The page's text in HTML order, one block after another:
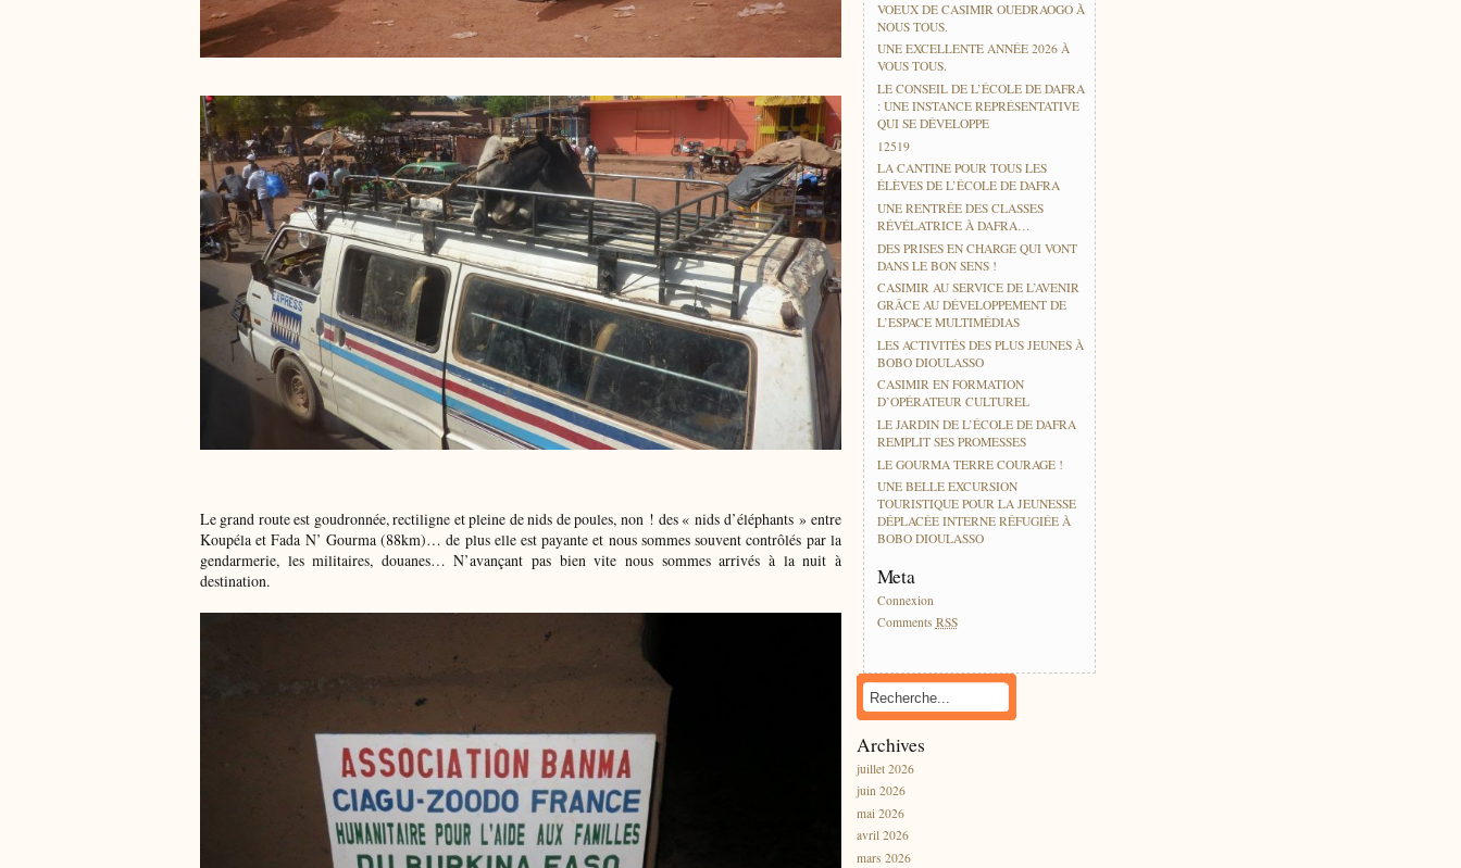
Le grand route est goudronnée, rectiligne et pleine de nids de poules, non ! des « nids d’éléphants » entre
Koupéla et Fada N’ Gourma (88km)… de plus elle est payante et nous sommes souvent contrôlés par la
gendarmerie, les militaires, douanes… N’avançant pas bien vite nous sommes arrivés à la nuit à
destination.
VOEUX DE CASIMIR OUEDRAOGO À
NOUS TOUS.
UNE EXCELLENTE ANNÉE 2026 À
VOUS TOUS.
LE CONSEIL DE L’ÉCOLE DE DAFRA
: UNE INSTANCE REPRÉSENTATIVE
QUI SE DÉVELOPPE
12519
LA CANTINE POUR TOUS LES
ÉLÈVES DE L’ÉCOLE DE DAFRA
UNE RENTRÉE DES CLASSES
RÉVÉLATRICE À DAFRA…
DES PRISES EN CHARGE QUI VONT
DANS LE BON SENS !
CASIMIR AU SERVICE DE L’AVENIR
GRÂCE AU DÉVELOPPEMENT DE
L’ESPACE MULTIMÉDIAS
LES ACTIVITÉS DES PLUS JEUNES À
BOBO DIOULASSO
CASIMIR EN FORMATION
D’OPÉRATEUR CULTUREL
LE JARDIN DE L’ÉCOLE DE DAFRA
REMPLIT SES PROMESSES
LE GOURMA TERRE COURAGE !
UNE BELLE EXCURSION
TOURISTIQUE POUR LA JEUNESSE
DÉPLACÉE INTERNE RÉFUGIÉE À
BOBO DIOULASSO
Meta
Connexion
Comments RSS
Archives
juillet 2026
juin 2026
mai 2026
avril 2026
mars 2026